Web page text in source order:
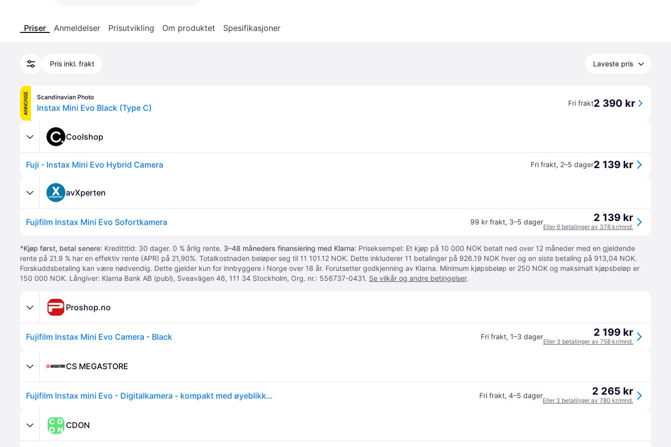
Priser Anmeldelser Prisutvikling Om produktet Spesifikasjoner
Pris inkl. frakt Laveste pris
ANNONSE Scandinavian Photo
Instax Mini Evo Black (Type C) Fri frakt2 390 kr
Coolshop
Fuji - Instax Mini Evo Hybrid Camera Fri frakt, 2–5 dager2 139 kr
avXperten
Fujifilm Instax Mini Evo Sofortkamera 99 kr frakt, 3–5 dager 2 139 kr
Eller 6 betalinger av 378 kr/mnd.
*Kjøp først, betal senere: Kreditttid: 30 dager. 0 % årlig rente. 3–48 måneders finansiering med Klarna: Priseksempel: Et kjøp på 10 000 NOK betalt ned over 12 måneder med en gjeldende
rente på 21.9 % har en effektiv rente (APR) på 21,90%. Totalkostnaden beløper seg til 11 101.12 NOK. Dette inkluderer 11 betalinger på 926.19 NOK hver og en siste betaling på 913,04 NOK.
Forskuddsbetaling kan være nødvendig. Dette gjelder kun for innbyggere i Norge over 18 år. Forutsetter godkjenning av Klarna. Minimum kjøpsbeløp er 250 NOK og maksimalt kjøpsbeløp er
150 000 NOK. Långiver: Klarna Bank AB (publ), Sveavägen 46, 111 34 Stockholm, Org. nr.: 556737-0431. Se vilkår og andre betingelser.
Proshop.no
Fujifilm Instax Mini Evo Camera - Black Fri frakt, 1–3 dager 2 199 kr
Eller 3 betalinger av 758 kr/mnd.
CS MEGASTORE
Fujifilm Instax mini Evo - Digitalkamera - kompakt med øyeblikkelig bildeskriver - Bluetooth Fri frakt, 4–5 dager 2 265 kr
Eller 3 betalinger av 780 kr/mnd.
CDON